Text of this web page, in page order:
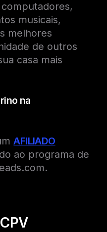
musicais,
melhores
de outros
casa mais
na
AFILIADO
ao programa de
V